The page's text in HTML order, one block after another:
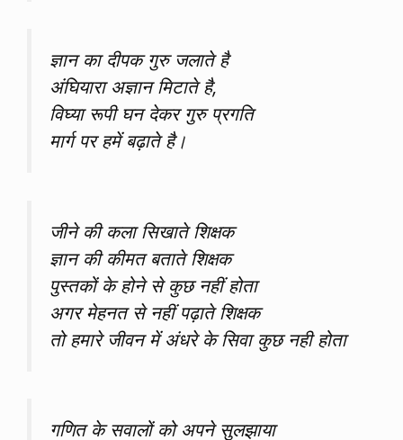
ज्ञान का दीपक गुरु जलाते है
अंघियारा अज्ञान मिटाते है,
विघ्या रूपी घन देकर गुरु प्रगति
मार्ग पर हमें बढ़ाते है।
जीने की कला सिखाते शिक्षक
ज्ञान की कीमत बताते शिक्षक
पुस्तकों के होने से कुछ नहीं होता
अगर मेहनत से नहीं पढ़ाते शिक्षक
तो हमारे जीवन में अंधरे के सिवा कुछ नही होता
गणित के सवालों को अपने सुलझाया